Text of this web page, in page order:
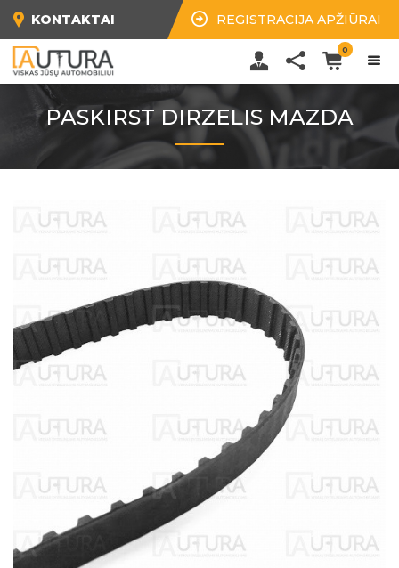
KONTAKTAI REGISTRACIJA APŽIŪRAI
0
PASKIRST DIRZELIS MAZDA